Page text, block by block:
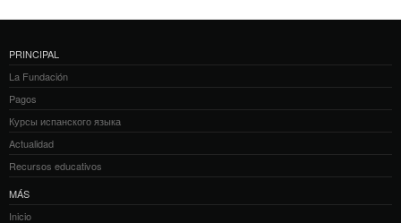
PRINCIPAL
La Fundación
Pagos
Курсы испанского языка
Actualidad
Recursos educativos
MÁS
Inicio